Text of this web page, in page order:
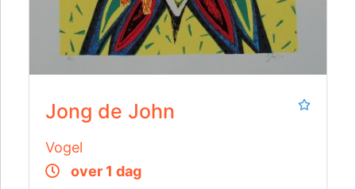
Jong de John
Vogel
over 1 dag